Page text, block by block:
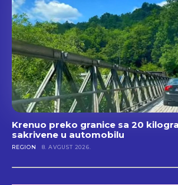
Krenuo preko granice sa 20
sakrivene u automobilu
REGION 8. AVGUST 2026.